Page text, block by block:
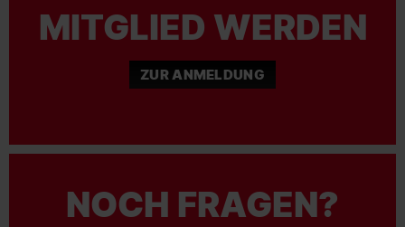
MITGLIED WERDEN
ZUR ANMELDUNG
NOCH FRAGEN?